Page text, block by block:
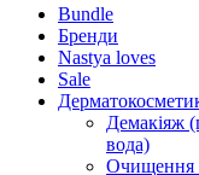
Bundle
Бренди
Nastya loves
Sale
Демакіяж
вода)
Очищення